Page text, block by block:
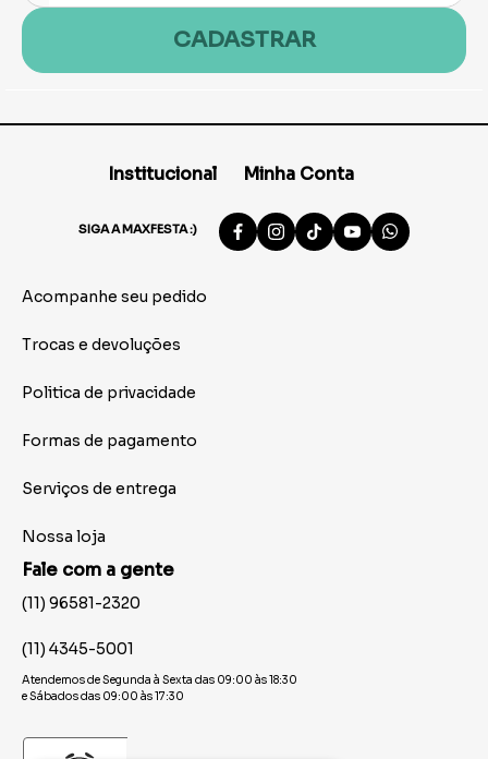
CADASTRAR
Institucional Minha Conta
SIGA A MAXFESTA :)
Acompanhe seu pedido
Trocas e devoluções
Politica de privacidade
Formas de pagamento
Serviços de entrega
Nossa loja
Fale com a gente
(11) 96581-2320
(11) 4345-5001
Atendemos de Segunda à Sexta das 09:00 às 18:30
e Sábados das 09:00 às 17:30